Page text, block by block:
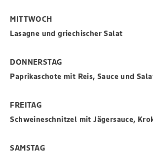
MITTWOCH
Lasagne und griechischer Salat
DONNERSTAG
Paprikaschote mit Reis, Sauce und
FREITAG
Schweineschnitzel mit Jägersauce,
SAMSTAG